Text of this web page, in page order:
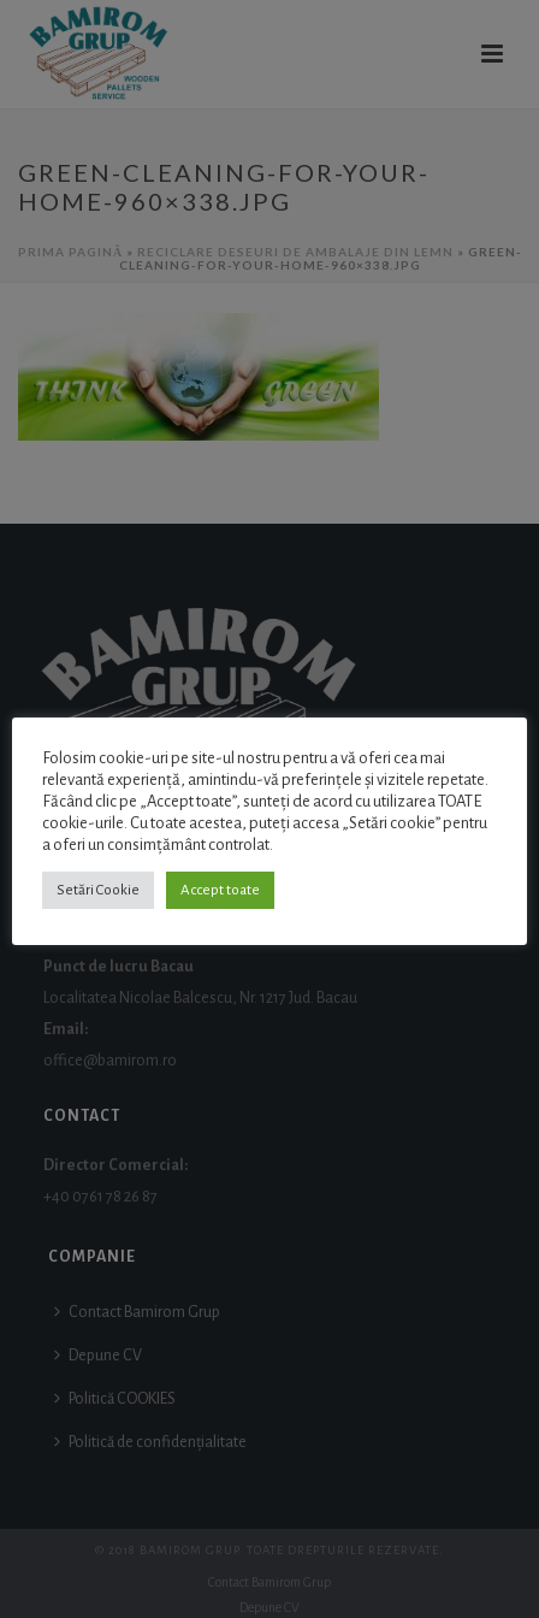
GREEN-CLEANING-FOR-YOUR-
HOME-960×338.JPG
PRIMA PAGINĂ » RECICLARE DESEURI DE AMBALAJE DIN LEMN » GREEN-
CLEANING-FOR-YOUR-HOME-960×338.JPG
Punct de lucru Bacau
Localitatea Nicolae Balcescu, Nr. 1217 Jud. Bacau
Email:
office@bamirom.ro
CONTACT
Director Comercial:
+40 0761 78 26 87
COMPANIE
Contact Bamirom Grup
Depune CV
Politică COOKIES
Politică de confidențialitate
© 2018 BAMIROM GRUP. TOATE DREPTURILE REZERVATE.
Contact Bamirom Grup
Depune CV
Folosim cookie-uri pe site-ul nostru pentru a vă oferi cea mai
relevantă experiență, amintindu-vă preferințele și vizitele repetate.
Făcând clic pe „Accept toate”, sunteți de acord cu utilizarea TOATE
cookie-urile. Cu toate acestea, puteți accesa „Setări cookie” pentru
a oferi un consimțământ controlat.
Setări Cookie Accept toate